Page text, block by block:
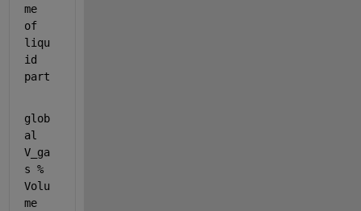
me
of
liqu
id
part
glob
V_ga
s %
Volu
me